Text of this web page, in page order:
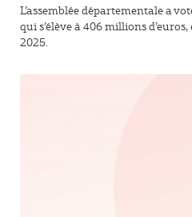
L’assemblée départementale a
qui s’élève à 406 millions
2025.